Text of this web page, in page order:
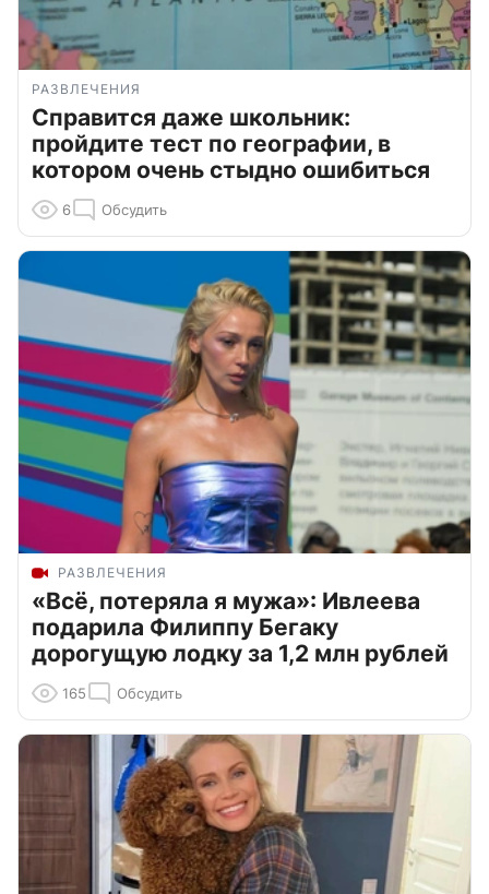
РАЗВЛЕЧЕНИЯ
Справится даже школьник:
пройдите тест по географии, в
котором очень стыдно ошибиться
6 Обсудить
РАЗВЛЕЧЕНИЯ
«Всё, потеряла я мужа»: Ивлеева
подарила Филиппу Бегаку
дорогущую лодку за 1,2 млн рублей
165 Обсудить